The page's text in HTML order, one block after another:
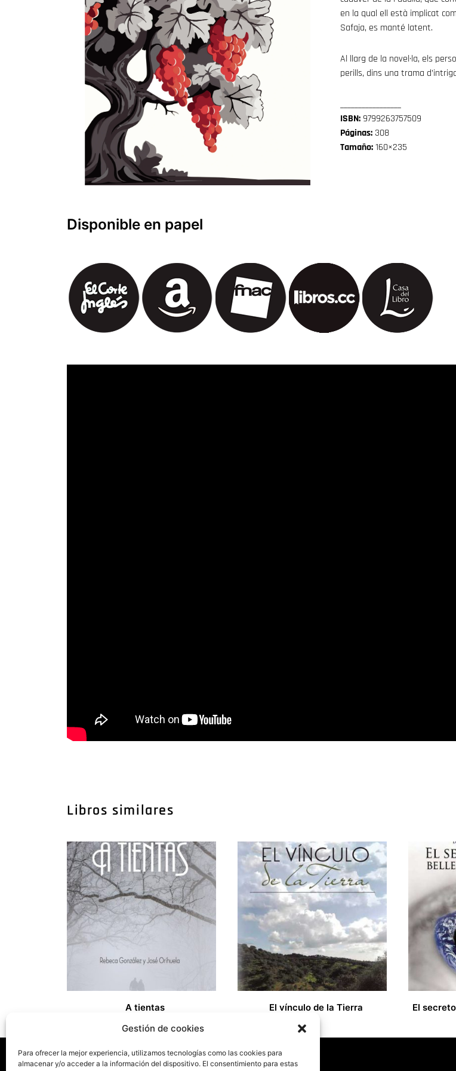
Gestión de cookies
Para ofrecer la mejor experiencia, utilizamos tecnologías como las cookies para
almacenar y/o acceder a la información del dispositivo. El consentimiento para estas
en la qual ell està implicat
Safaja, es manté latent.
Al llarg de la novel·la, els
perills, dins una trama
ISBN:9799263757509
Páginas:308
Tamaño:160×235
Disponible en papel
Libros similares
A tientas El vínculo de la Tierra El